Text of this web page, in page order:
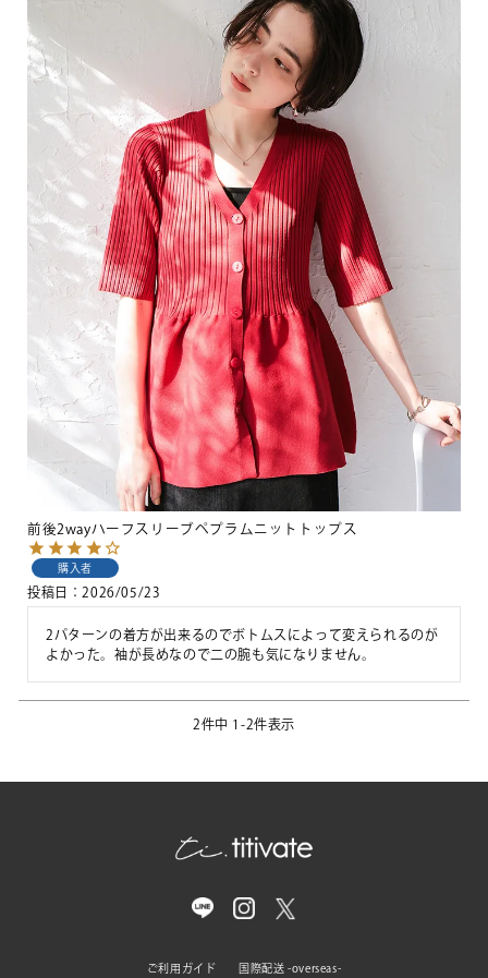
前後2wayハーフスリーブペプラムニットトップス
購入者
投稿日 2026/05/23
2パターンの着方が出来るのでボトムスによって変えられるのが
よかった。袖が長めなので二の腕も気になりません。
2件中 1 -2件表示
ご利用ガイド 国際配送 -overseas-